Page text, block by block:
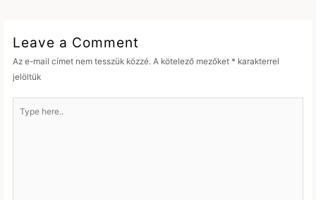
Leave a Comment
Az e-mail címet nem tesszük közzé. A kötelező mezőket * karakterrel
jelöltük
here..